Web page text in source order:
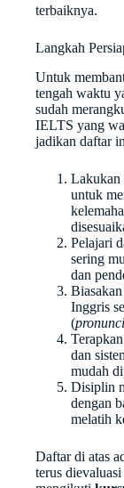
terbaiknya.
Langkah
Untuk
tengah waktu
sudah
IELTS yang
jadikan daftar
Lakukan
untuk
Pelajari
sering
dan
Inggris
(
dan
mudah
Disiplin
dengan
melatih
Daftar di atas
terus